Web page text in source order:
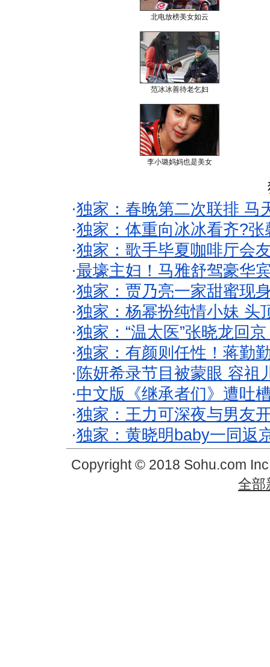
北电放榜美女如云
范冰冰善待老乞妇
李小璐妈妈也是美女
·独家：春晚第二次联排 马
·独家：体重向冰冰看齐?
·独家：歌手毕夏咖啡厅会
·最壕主妇！马雅舒驾豪华
·独家：贾乃亮一家甜蜜现
·独家：杨幂扮纯情小妹 头
·独家：“温太医”张晓龙回
·独家：有颜则任性！蒋勤
· 陈妍希录节目被蒙眼 容祖
·中文版《继承者们》遭吐
·独家：王力可深夜与男友
·独家：黄晓明baby一同返
Copyright © 2018 Sohu.com
全部